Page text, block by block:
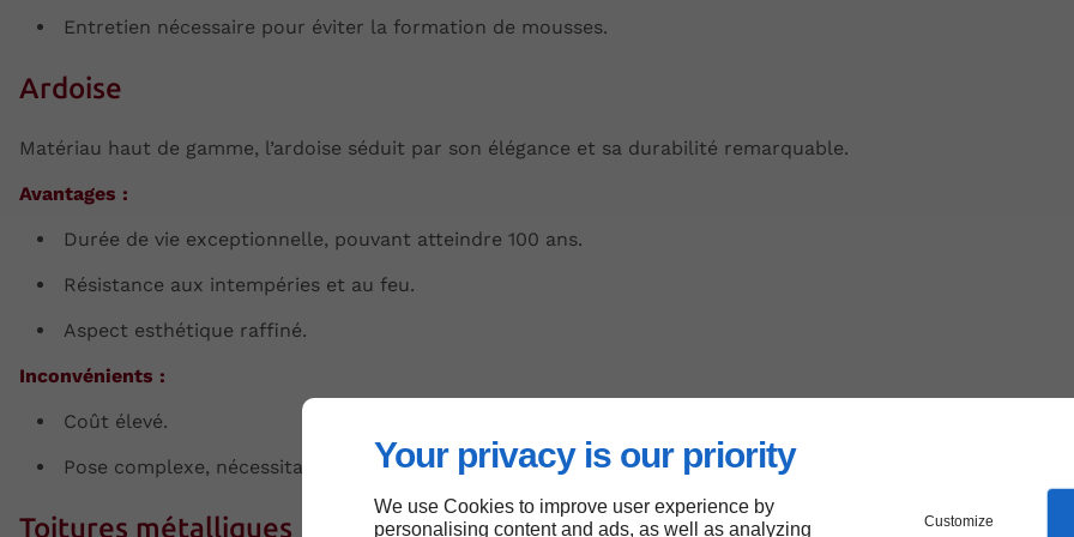
Your privacy is our priority
We use Cookies to improve user experience by
personalising content and ads, as well as analyzing
Customize
Entretien nécessaire pour éviter la formation de mousses.
Ardoise
Matériau haut de gamme, l’ardoise séduit par son élégance et sa durabilité remarquable.
Avantages :
Durée de vie exceptionnelle, pouvant atteindre 100 ans.
Résistance aux intempéries et au feu.
Aspect esthétique raffiné.
Inconvénients :
Coût élevé.
Pose complexe, nécessitant un savoir-faire professionnel.
Toitures métalliques